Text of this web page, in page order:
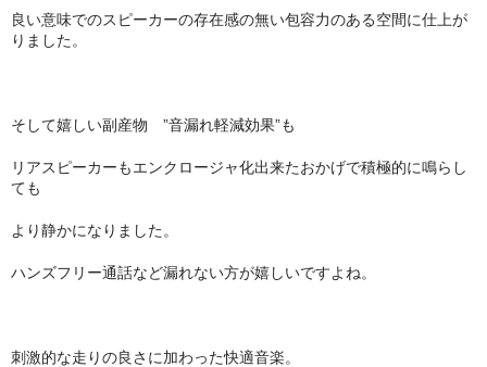
良い意味でのスピーカーの存在感の無い包容力のある空間に仕上が
りました。
そして嬉しい副産物 ”音漏れ軽減効果”も
リアスピーカーもエンクロージャ化出来たおかげで積極的に鳴らし
ても
より静かになりました。
ハンズフリー通話など漏れない方が嬉しいですよね。
刺激的な走りの良さに加わった快適音楽。